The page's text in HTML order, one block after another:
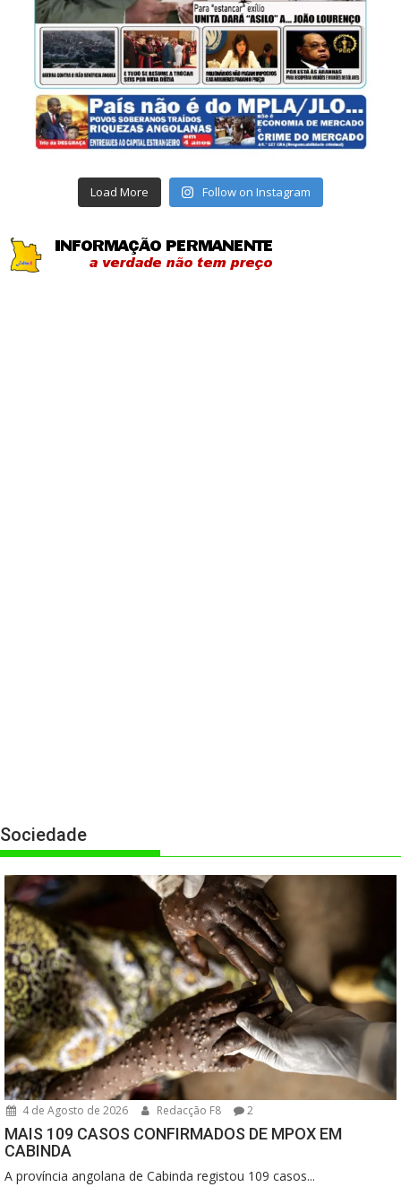
Load More Follow on Instagram
Sociedade
4 de Agosto de 2026 Redacção F8 2
MAIS 109 CASOS CONFIRMADOS DE MPOX EM
CABINDA
A província angolana de Cabinda registou 109 casos...